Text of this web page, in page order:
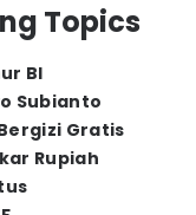
Topics
BI
Subianto
Gratis
Rupiah